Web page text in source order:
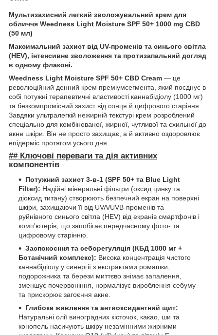
Мультизахисний легкий зволожувальний крем для
обличчя Weedness Light Moisture SPF 50+ 1000 mg CBD
(50 мл)
Максимальний захист від UV-променів та синього світла
(HEV), інтенсивне зволоження та протизапальний догляд
в одному флаконі.
Weedness Light Moisture SPF 50+ CBD Cream — це
революційний денний крем преміумсегмента, який поєднує в
собі потужні терапевтичні властивості каннабідіолу (1000 мг)
та безкомпромісний захист від сонця й цифрового старіння.
Завдяки ультралегкій нежирній текстурі крем розроблений
спеціально для комбінованої, жирної, чутливої та схильної до
акне шкіри. Він не просто захищає, а й активно оздоровлює
епідерміс протягом усього дня.
## Ключові переваги та дія активних
компонентів
Потужний захист 3-в-1 (SPF 50+ та Blue Light
Filter): Надійні мінеральні фільтри (оксид цинку та
діоксид титану) створюють безпечний екран на поверхні
шкіри, захищаючи її від UVA/UVB-променів та
руйнівного синього світла (HEV) від екранів смартфонів і
комп'ютерів, що запобігає передчасному фото- та
цифровому старінню.
Заспокоєння та себорегуляція (КБД 1000 мг +
Ботанічний комплекс): Висока концентрація чистого
каннабідіолу у синергії з екстрактами ромашки,
подорожника та берези миттєво знімає запалення,
зменшує почервоніння, нормалізує вироблення себуму
та прискорює загоєння акне.
Глибоке живлення та антиоксидантний щит:
Натуральні олії виноградних кісточок, какао, ши та
конопель насичують шкіру незамінними жирними